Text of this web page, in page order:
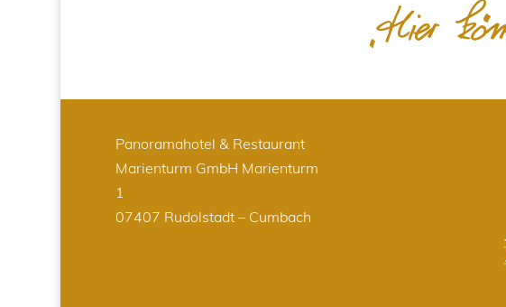
Panoramahotel & Restaurant
Marienturm GmbH Marienturm
1
07407 Rudolstadt – Cumbach